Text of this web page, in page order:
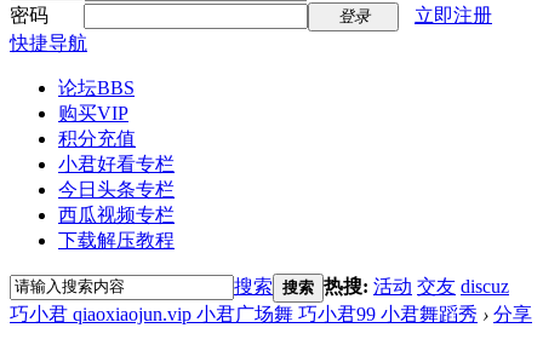
密码
登录
立即注册
快捷导航
论坛BBS
购买VIP
积分充值
小君好看专栏
今日头条专栏
西瓜视频专栏
下载解压教程
搜索 搜索 热搜: 活动 交友 discuz
巧小君 qiaoxiaojun.vip 小君广场舞 巧小君99 小君舞蹈秀 › 分享